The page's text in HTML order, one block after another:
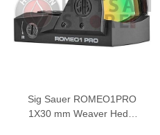
Sig Sauer ROMEO1PRO
1X30 mm Weaver Hedef